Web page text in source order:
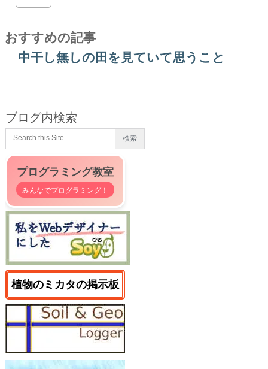
おすすめの記事
中干し無しの田を見ていて思うこと
ブログ内検索
プログラミング教室
みんなでプログラミング！
植物のミカタの掲示板